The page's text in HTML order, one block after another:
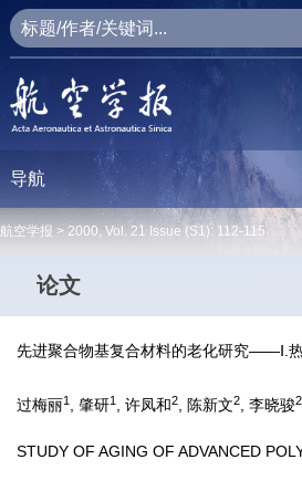
导航
航空学报 > 2000, Vol. 21 Issue (S1): 112-115
论文
先进聚合物基复合材料的老化研究——Ⅰ.
过梅丽1 , 肇研1 , 许凤和2, 陈新文2, 李晓骏2
STUDY OF AGING OF ADVANCED